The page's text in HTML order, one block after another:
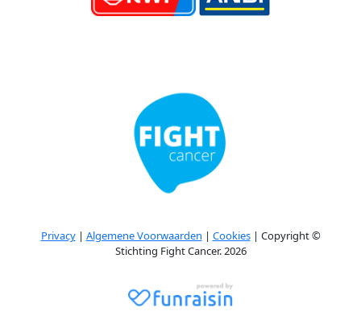
Privacy| Algemene Voorwaarden | Cookies| Copyright ©
Stichting Fight Cancer. 2026